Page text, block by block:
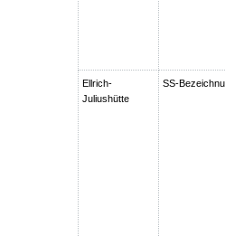
Ellrich-
Juliushütte
SS-